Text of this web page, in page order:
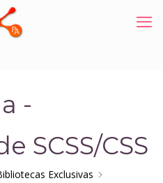
-
SCSS/CSS
Exclusivas